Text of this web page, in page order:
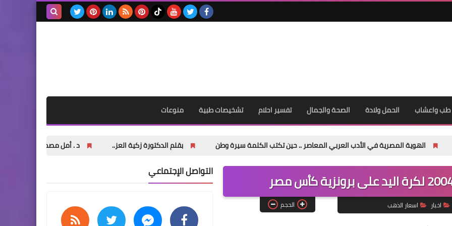
طب واعشاب الحمل ولادة الصحة والجمال تفسير احلام تشخيصات طبية منوعات
في الأدب العربي المعاصر .. حين تكتب الكلمة سيرة وطن بقلم الدكتورة زكية العز.. د . أمل مصطفى .صباح حمدي تصنع مجد
اخبار اسعار الذهب الحجم
التواصل الإجتماعي
13 أكتوبر 2025
Elshamy
12 أكتوبر 2025
مقالات
بالدمام بخبرة عالية وأسعار
20 نوفمبر 2025
مقالات